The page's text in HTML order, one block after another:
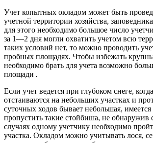
Учет копытных окладом может быть
учетной территории хозяйства,
для этого необходимо большое число
за 1—2 дня могли охватить учетом всю
таких условий нет, то можно проводить
пробных площадях. Чтобы избежать
необходимо брать для учета возможно
площади .
Если учет ведется при глубоком снеге,
отстаиваются на небольших участках и
суточных ходов бывает небольшая, имеется
пропустить такие стойбиша, не обнаружив
случаях одному учетчику необходимо
участка. Окладом можно учитывать лося,